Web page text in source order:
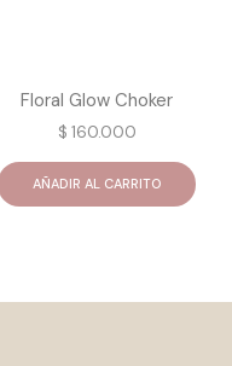
Floral Glow Choker
$ 160.000
AÑADIR AL CARRITO